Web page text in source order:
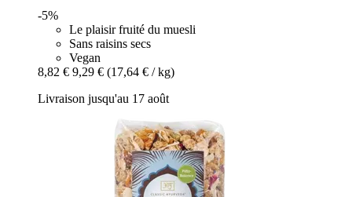
-5%
Le plaisir fruité du muesli
Sans raisins secs
Vegan
8,82 € 9,29 € (17,64 € / kg)
Livraison jusqu'au 17 août